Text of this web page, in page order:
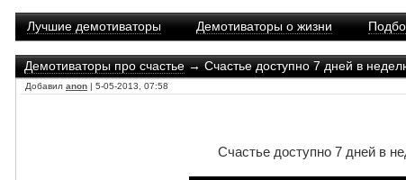
Лучшие демотиваторы Демотиваторы о жизни
Демотиваторы про счастье→ Счастье доступно 7 дней в
Добавил anon | 5-05-2013, 07:58
Счастье доступно 7 дней в